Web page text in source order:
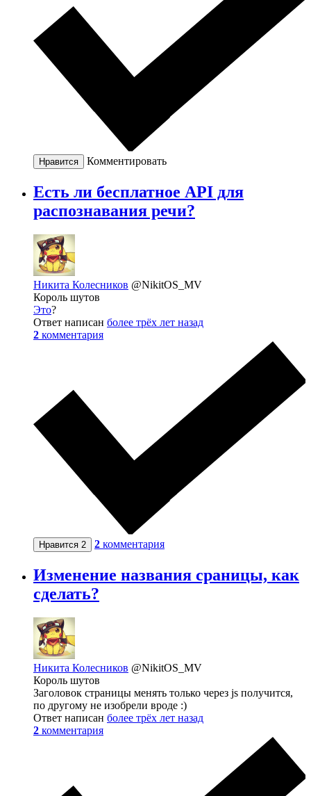
Нравится Комментировать
Есть ли бесплатное API для
распознавания речи?
Никита Колесников @NikitOS_MV
Король шутов
Это?
Ответ написан более трёх лет назад
2 комментария
Нравится 2 2 комментария
Изменение названия сраницы, как
сделать?
Никита Колесников @NikitOS_MV
Король шутов
Заголовок страницы менять только через js получится,
по другому не изобрели вроде :)
Ответ написан более трёх лет назад
2 комментария